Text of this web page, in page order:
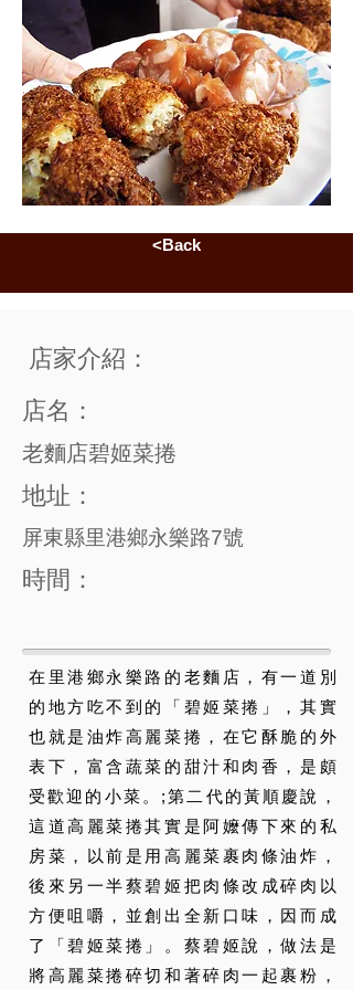
<Back
店家介紹：
店名：
老麵店碧姬菜捲
地址：
屏東縣里港鄉永樂路7號
時間：
在里港鄉永樂路的老麵店，有一道別
的地方吃不到的「碧姬菜捲」，其實
也就是油炸高麗菜捲，在它酥脆的外
表下，富含蔬菜的甜汁和肉香，是頗
受歡迎的小菜。;第二代的黃順慶說，
這道高麗菜捲其實是阿嬤傳下來的私
房菜，以前是用高麗菜裹肉條油炸，
後來另一半蔡碧姬把肉條改成碎肉以
方便咀嚼，並創出全新口味，因而成
了「碧姬菜捲」。蔡碧姬說，做法是
將高麗菜捲碎切和著碎肉一起裹粉，